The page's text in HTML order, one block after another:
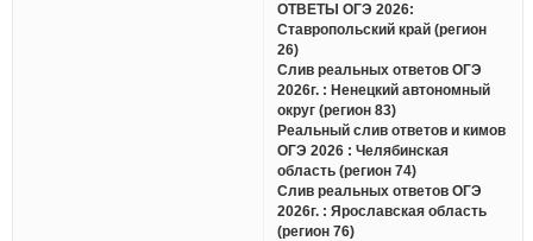
ОТВЕТЫ ОГЭ 2026:
Ставропольский край (регион
26)
Слив реальных ответов ОГЭ
2026г. : Ненецкий автономный
округ (регион 83)
Реальный слив ответов и кимов
ОГЭ 2026 : Челябинская
область (регион 74)
Слив реальных ответов ОГЭ
2026г. : Ярославская область
(регион 76)